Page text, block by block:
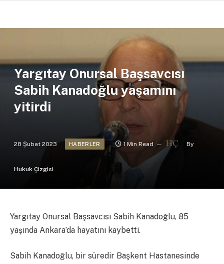
Yargıtay Onursal Başsavcısı
Sabih Kanadoğlu yaşamını
yitirdi
28 Şubat 2023 HABERLER 1 Min Read By
Hukuk Çizgisi
Yargıtay Onursal Başsavcısı Sabih Kanadoğlu, 85
yaşında Ankara’da hayatını kaybetti.
Sabih Kanadoğlu, bir süredir Başkent Hastanesinde